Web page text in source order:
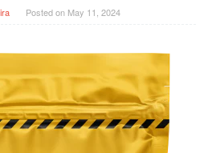
Posted on May 11, 2024